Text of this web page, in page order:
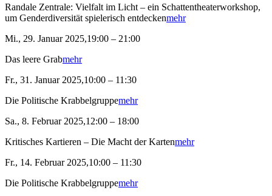
Randale Zentrale: Vielfalt im Licht – ein Schattentheaterworkshop,
um Genderdiversität spielerisch entdeckenmehr
Mi., 29. Januar 2025,19:00 – 21:00
Das leere Grabmehr
Fr., 31. Januar 2025,10:00 – 11:30
Die Politische Krabbelgruppemehr
Sa., 8. Februar 2025,12:00 – 18:00
Kritisches Kartieren – Die Macht der Kartenmehr
Fr., 14. Februar 2025,10:00 – 11:30
Die Politische Krabbelgruppemehr